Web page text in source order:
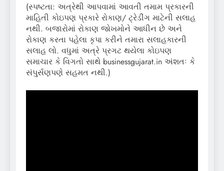
(સ્પષ્ટતા: અત્રેથી આપવામાં આવતી તમામ પ્રકારની
માહિતી કોઇપણ પ્રકારે રોકાણ/ ટ્રેડીંગ માટેની સલાહ
નથી. બજારોમાં રોકાણ જોખમોને આધીન છે અને
રોકાણ કરતા પહેલા કૃપા કરીને તમારા સલાહકારની
સલાહ લો. વધુમાં અત્રે પ્રગટ થયેલા કોઇપણ
સમાચાર કે વિગતો સાથે businessgujarat.in અંશતઃ કે
સંપુર્સણપણે સહમત નથી.)